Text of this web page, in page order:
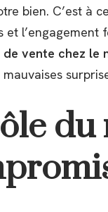
bien. C’est à
et
de vente chez le
mauvaises